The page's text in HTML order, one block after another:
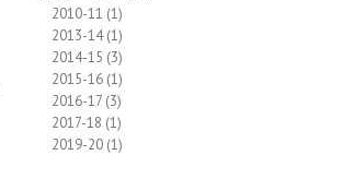
2010-11 (1)
2013-14(1)
2014-15 (3)
2015-16 (1)
2016-17 (3)
2017-18 (1)
2019-20 (1)